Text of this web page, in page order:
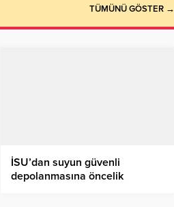
TÜMÜNÜ GÖSTER →
İSU’dan suyun güvenli
depolanmasına öncelik